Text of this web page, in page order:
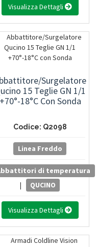
Visualizza Dettagli
Surgelatore
15 Teglie GN 1/1
+70°-18°C Con Sonda
Codice: Q2098
Linea Freddo
di temperatura
|
QUCINO
Visualizza Dettagli